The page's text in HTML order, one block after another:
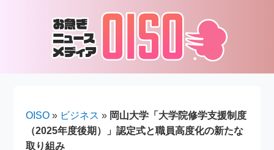
OISO » ビジネス » 岡山大学「大学院修学支援制度
（2025年度後期）」認定式と職員高度化の新たな
取り組み